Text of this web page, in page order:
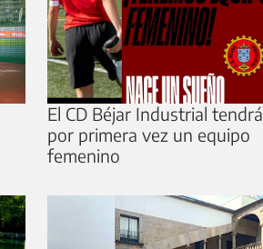
El CD Béjar Industrial tendrá
por primera vez un equipo
femenino